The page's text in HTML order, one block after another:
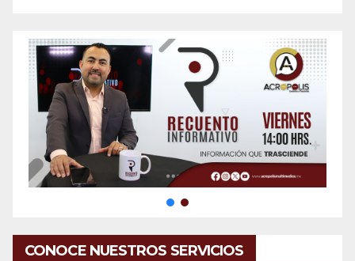
CONOCE NUESTROS SERVICIOS